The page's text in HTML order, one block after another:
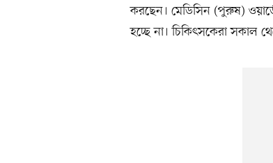
করছেন। মেডিসিন (পুরুষ)
হচ্ছে না। চিকিৎসকেরা সকাল